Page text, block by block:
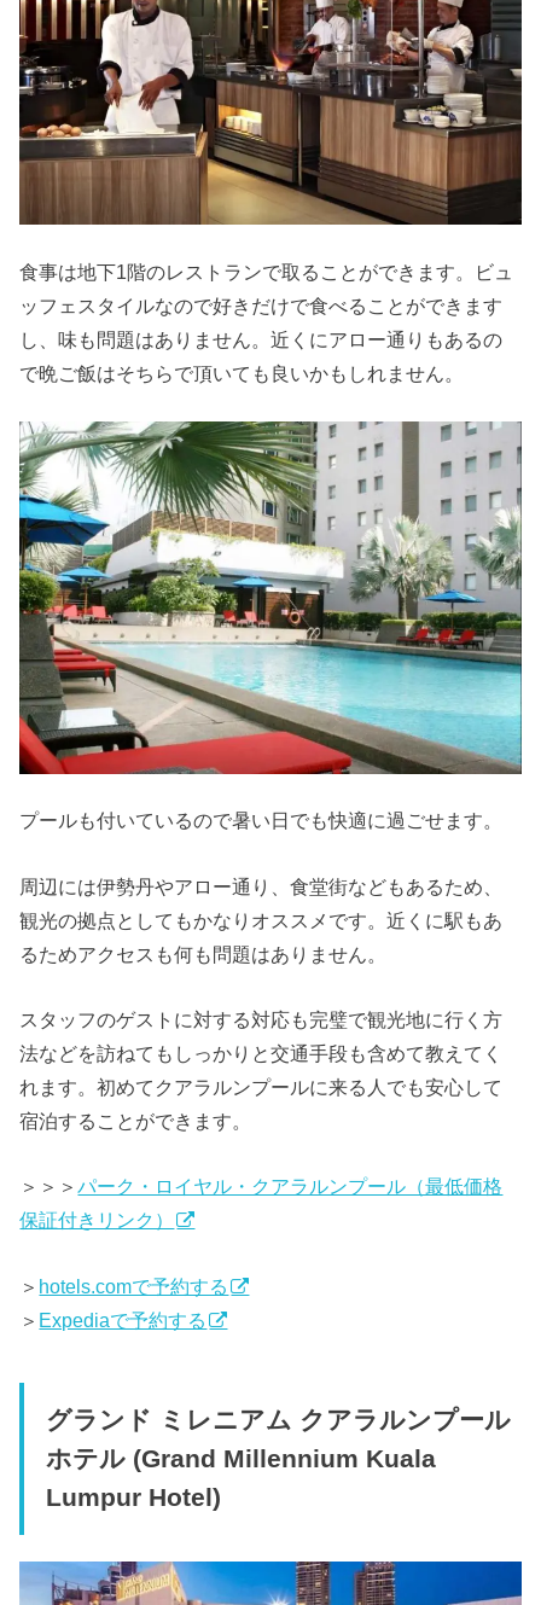
食事は地下1階のレストランで取ることができます。ビュ
ッフェスタイルなので好きだけで食べることができます
し、味も問題はありません。近くにアロー通りもあるの
で晩ご飯はそちらで頂いても良いかもしれません。
プールも付いているので暑い日でも快適に過ごせます。
周辺には伊勢丹やアロー通り、食堂街などもあるため、
観光の拠点としてもかなりオススメです。近くに駅もあ
るためアクセスも何も問題はありません。
スタッフのゲストに対する対応も完璧で観光地に行く方
法などを訪ねてもしっかりと交通手段も含めて教えてく
れます。初めてクアラルンプールに来る人でも安心して
宿泊することができます。
＞＞＞パーク・ロイヤル・クアラルンプール（最低価格
保証付きリンク）
＞ hotels.comで予約する
＞ Expediaで予約する
グランド ミレニアム クアラルンプール
ホテル (Grand Millennium Kuala
Lumpur Hotel)